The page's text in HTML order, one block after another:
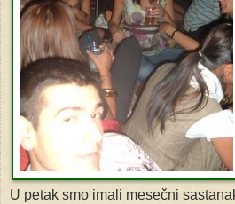
U petak smo imali mesečni